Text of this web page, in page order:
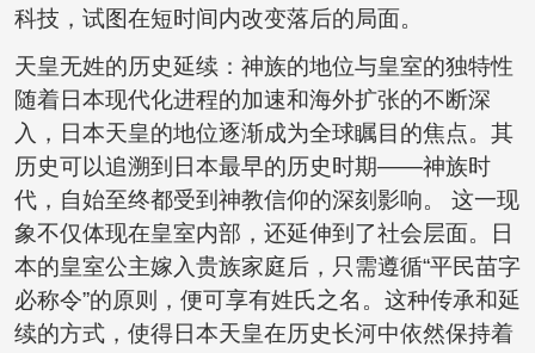
科技，试图在短时间内改变落后的局面。
天皇无姓的历史延续：神族的地位与皇室的独特性
随着日本现代化进程的加速和海外扩张的不断深
入，日本天皇的地位逐渐成为全球瞩目的焦点。其
历史可以追溯到日本最早的历史时期——神族时
代，自始至终都受到神教信仰的深刻影响。 这一现
象不仅体现在皇室内部，还延伸到了社会层面。日
本的皇室公主嫁入贵族家庭后，只需遵循“平民苗字
必称令”的原则，便可享有姓氏之名。这种传承和延
续的方式，使得日本天皇在历史长河中依然保持着